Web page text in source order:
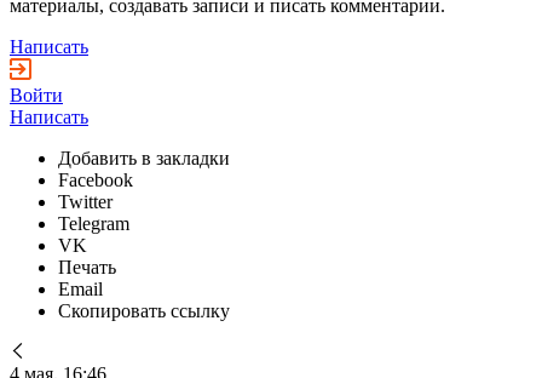
материалы, создавать записи и писать комментарии.
Написать
Войти
Написать
Добавить в закладки
Facebook
Twitter
Telegram
VK
Печать
Email
Скопировать ссылку
4 мая, 16:46